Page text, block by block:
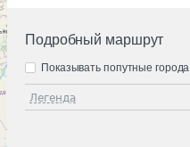
Подробный маршрут
Легенда
Показывать попутные города